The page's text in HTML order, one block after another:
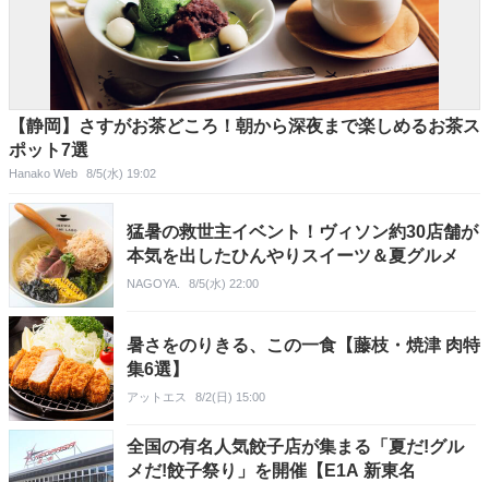
【静岡】さすがお茶どころ！朝から深夜まで楽しめるお茶ス
ポット7選
Hanako Web 8/5(水) 19:02
猛暑の救世主イベント！ヴィソン約30店舗が
本気を出したひんやりスイーツ＆夏グルメ
NAGOYA. 8/5(水) 22:00
暑さをのりきる、この一食【藤枝・焼津 肉特
集6選】
アットエス 8/2(日) 15:00
全国の有名人気餃子店が集まる「夏だ!グル
メだ!餃子祭り」を開催【E1A 新東名